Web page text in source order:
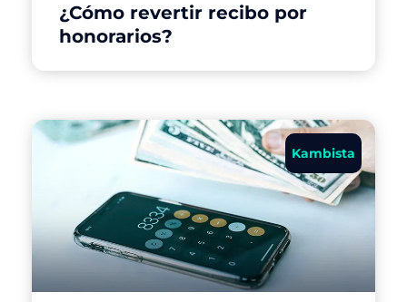
¿Cómo revertir recibo por
honorarios?
Kambista